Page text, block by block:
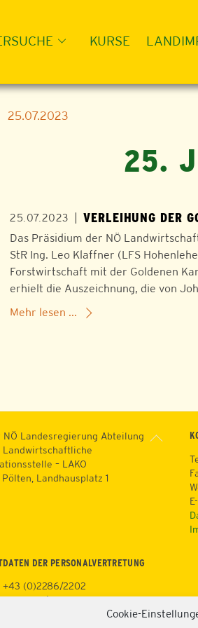
Cookie-
KURSE
25.07.2023
25.
25.07.2023 | VERLEIHUNG DER
Das Präsidium der NÖ
StR Ing. Leo Klaffner (LFS
Forstwirtschaft mit der Goldenen
erhielt die Auszeichnung, die von
Mehr lesen ...
Back
NÖ Landesregierung Abteilung
Landwirtschaftliche
– LAKO
Pölten, Landhausplatz 1
DER PERSONALVERTRETUNG
+43 (0)2286/2202
(0)676/81213100